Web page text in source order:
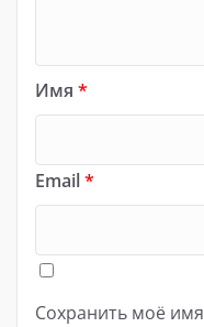
Имя *
Email*
Сохранить моё